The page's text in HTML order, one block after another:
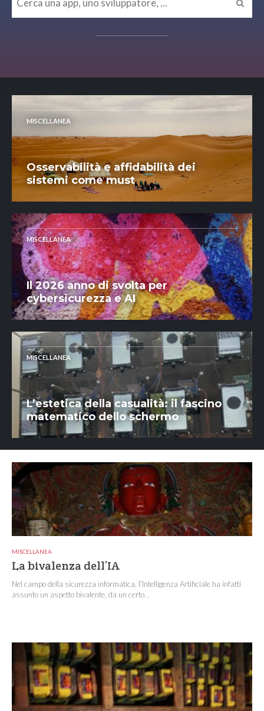
MISCELLANEA
Osservabilità e affidabilità dei
sistemi come must
MISCELLANEA
Il 2026 anno di svolta per
cybersicurezza e AI
MISCELLANEA
L’estetica della casualità: il fascino
matematico dello schermo
MISCELLANEA
La bivalenza dell’IA
Nel campo della sicurezza informatica, l’Intelligenza Artificiale ha infatti
assunto un aspetto bivalente, da un certo...